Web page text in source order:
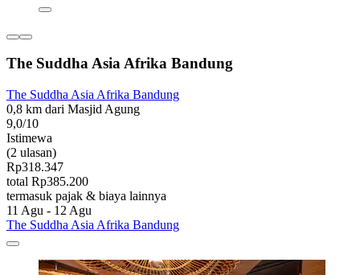
The Suddha Asia Afrika Bandung
The Suddha Asia Afrika Bandung
0,8 km dari Masjid Agung
9,0/10
Istimewa
(2 ulasan)
Rp318.347
total Rp385.200
termasuk pajak & biaya lainnya
11 Agu - 12 Agu
The Suddha Asia Afrika Bandung